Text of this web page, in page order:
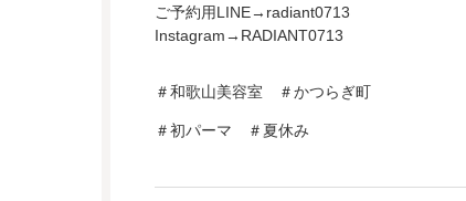
ご予約用LINE→radiant0713
Instagram→RADIANT0713
＃和歌山美容室 ＃かつらぎ町
＃初パーマ ＃夏休み